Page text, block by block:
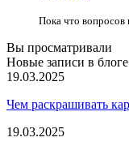
Пока что вопросов
Вы просматривали
Новые записи в блоге
19.03.2025
Чем раскрашивать
19.03.2025